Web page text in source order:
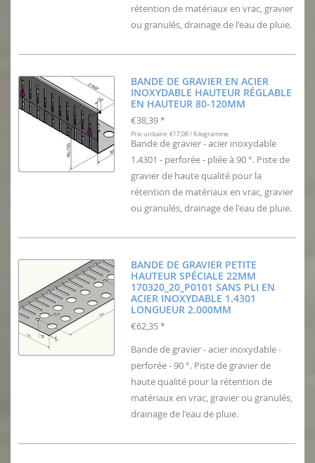
rétention de matériaux en vrac, gravier
ou granulés, drainage de l'eau de pluie.
BANDE DE GRAVIER EN ACIER
INOXYDABLE HAUTEUR RÉGLABLE
EN HAUTEUR 80-120MM
€38,39 *
Prix unitaire: €17,08 / Kilogramme
Bande de gravier - acier inoxydable
1.4301 - perforée - pliée à 90 °. Piste de
gravier de haute qualité pour la
rétention de matériaux en vrac, gravier
ou granulés, drainage de l'eau de pluie.
BANDE DE GRAVIER PETITE
HAUTEUR SPÉCIALE 22MM
170320_20_P0101 SANS PLI EN
ACIER INOXYDABLE 1.4301
LONGUEUR 2.000MM
€62,35 *
Bande de gravier - acier inoxydable -
perforée - 90 °. Piste de gravier de
haute qualité pour la rétention de
matériaux en vrac, gravier ou granulés,
drainage de l'eau de pluie.